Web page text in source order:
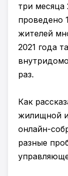
три
проведено
жителей
2021 года
раз.
Как
жилищной
онлайн-
разные